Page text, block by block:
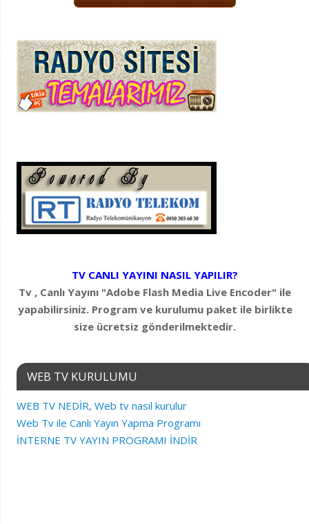
TV CANLI YAYINI NASIL YAPILIR?
Tv , Canlı Yayını "Adobe Flash Media Live Encoder" ile
yapabilirsiniz. Program ve kurulumu paket ile birlikte
size ücretsiz gönderilmektedir.
WEB TV KURULUMU
WEB TV NEDİR, Web tv nasıl kurulur
Web Tv ile Canlı Yayın Yapma Programı
İNTERNE TV YAYIN PROGRAMI İNDİR